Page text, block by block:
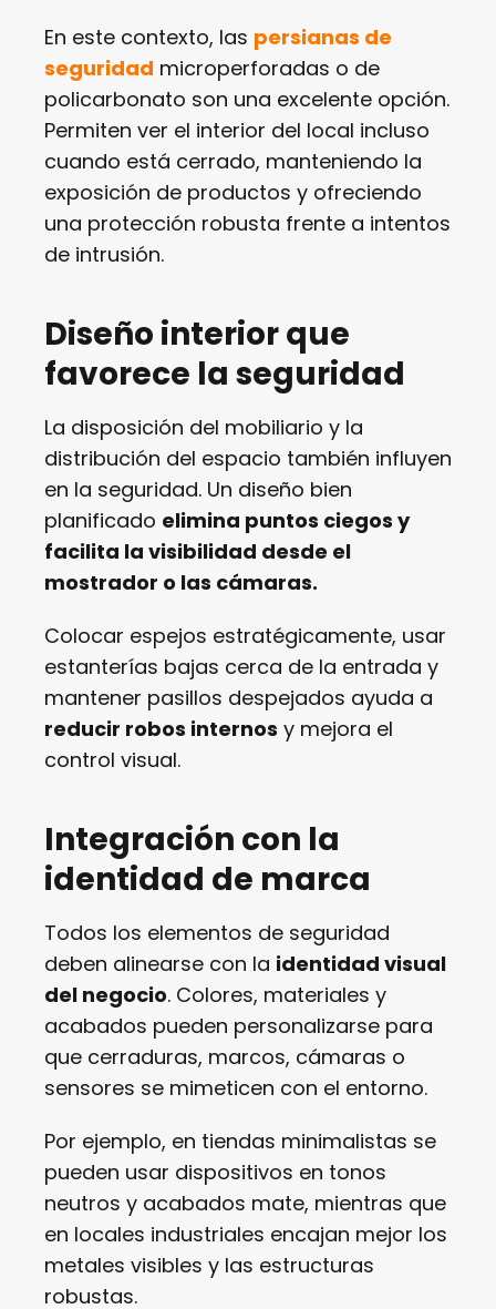
En este contexto, las persianas de
seguridad microperforadas o de
policarbonato son una excelente opción.
Permiten ver el interior del local incluso
cuando está cerrado, manteniendo la
exposición de productos y ofreciendo
una protección robusta frente a intentos
de intrusión.
Diseño interior que
favorece la seguridad
La disposición del mobiliario y la
distribución del espacio también influyen
en la seguridad. Un diseño bien
planificado elimina puntos ciegos y
facilita la visibilidad desde el
mostrador o las cámaras.
Colocar espejos estratégicamente, usar
estanterías bajas cerca de la entrada y
mantener pasillos despejados ayuda a
reducir robos internos y mejora el
control visual.
Integración con la
identidad de marca
Todos los elementos de seguridad
deben alinearse con la identidad visual
del negocio. Colores, materiales y
acabados pueden personalizarse para
que cerraduras, marcos, cámaras o
sensores se mimeticen con el entorno.
Por ejemplo, en tiendas minimalistas se
pueden usar dispositivos en tonos
neutros y acabados mate, mientras que
en locales industriales encajan mejor los
metales visibles y las estructuras
robustas.